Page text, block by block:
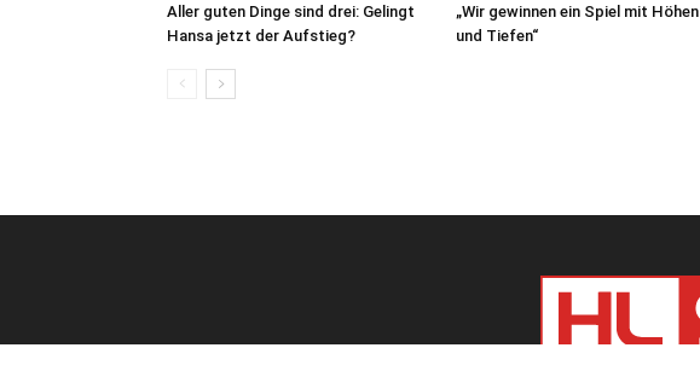
Aller guten Dinge sind drei: Gelingt
Hansa jetzt der Aufstieg?
„Wir gewinnen ein Spiel mit Höhen
und Tiefen“